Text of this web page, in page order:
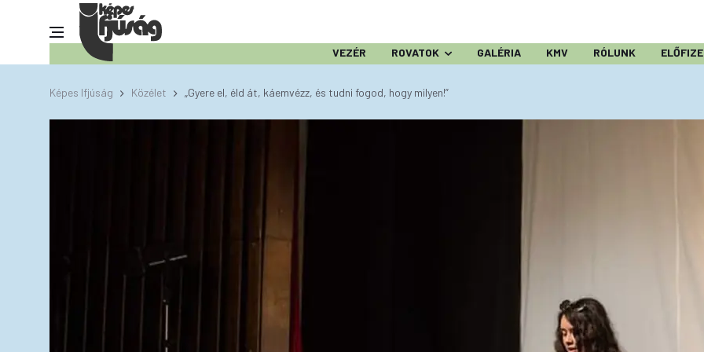
VEZÉR ROVATOK GALÉRIA KMV RÓLUNK
Képes Ifjúság Közélet „Gyere el, éld át, káemvézz, és tudni fogod, hogy milyen!”